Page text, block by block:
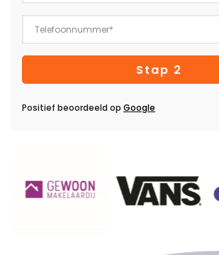
Stap 2
Positief beoordeeld op Google